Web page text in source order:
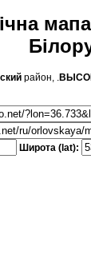
мапа
район, .
Широта (lat):